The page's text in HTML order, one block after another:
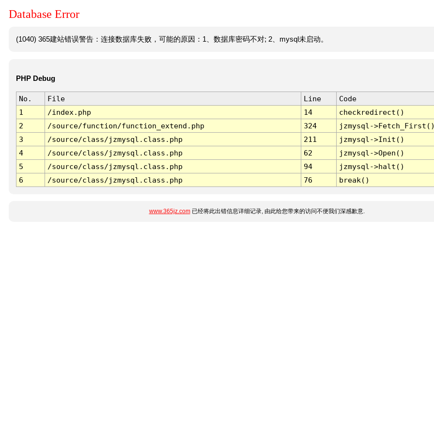
Database Error
(1040) 365建站错误警告：连接数据库失败，可能的原因：1、数据库密码不对; 2、mysql未启动。
PHP Debug
No. File Line
Code
1
/index.php 14
checkredirect()
2
/source/function/function_extend.php 324
jzmysql-
3
/source/class/jzmysql.class.php 211
jzmysql->Init()
4
/source/class/jzmysql.class.php 62
jzmysql->Open()
5
/source/class/jzmysql.class.php 94
jzmysql->halt()
6
/source/class/jzmysql.class.php 76 break()
www.365jz.com已经将此出错信息详细记录, 由此给您带来的访问不便我们深感歉意.